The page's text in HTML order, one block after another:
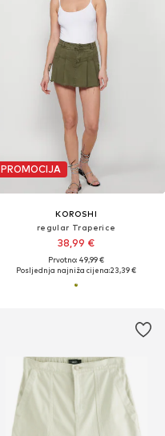
PROMOCIJA
KOROSHI
regular Traperice
38,99 €
Prvotno: 49,99 €
Posljednja najniža cijena:23,39 €